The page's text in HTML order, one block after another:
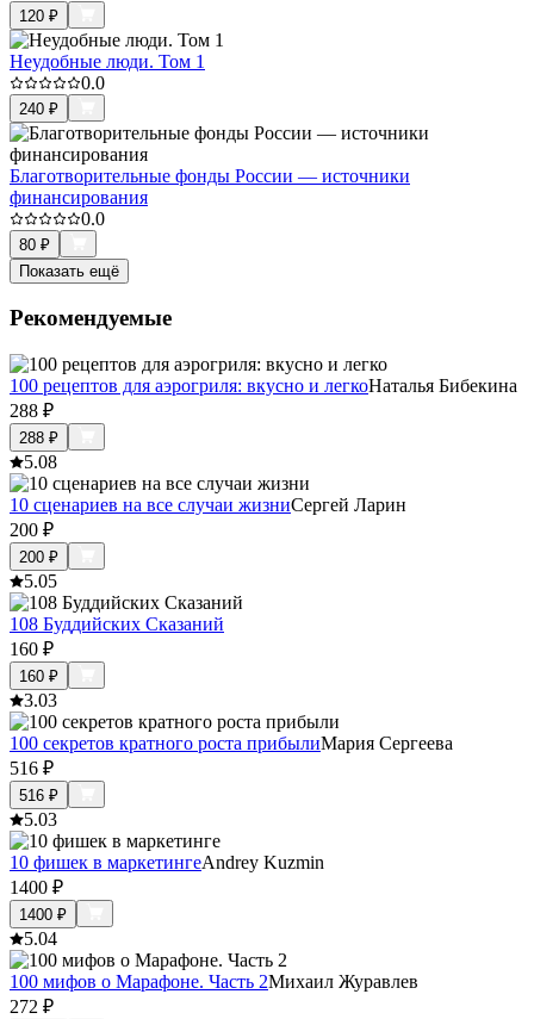
120 ₽
Неудобные люди. Том 1
0.0
240 ₽
Благотворительные фонды России — источники
финансирования
0.0
80 ₽
Показать ещё
Рекомендуемые
100 рецептов для аэрогриля: вкусно и легкоНаталья Бибекина
288 ₽
288 ₽
5.08
10 сценариев на все случаи жизниСергей Ларин
200 ₽
200 ₽
5.05
108 Буддийских Сказаний
160 ₽
160 ₽
3.03
100 секретов кратного роста прибылиМария Сергеева
516 ₽
516 ₽
5.03
10 фишек в маркетингеAndrey Kuzmin
1400 ₽
1400 ₽
5.04
100 мифов о Марафоне. Часть 2Михаил Журавлев
272 ₽